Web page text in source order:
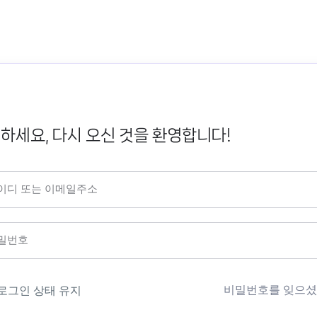
세요, 다시 오신 것을 환영합니다!
그인 상태 유지 비밀번호를 잊으